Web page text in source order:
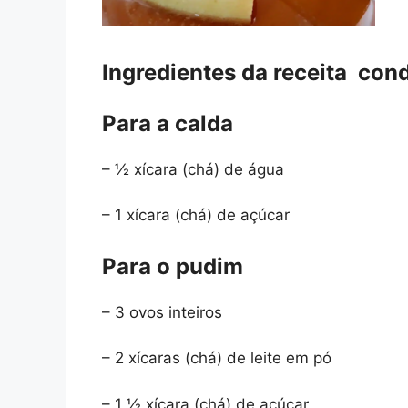
Ingredientes da receita
Para a calda
– ½ xícara (chá) de água
– 1 xícara (chá) de açúcar
Para o pudim
– 3 ovos inteiros
– 2 xícaras (chá) de leite em pó
– 1 ½ xícara (chá) de açúcar